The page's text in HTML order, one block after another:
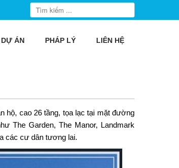
DỰ ÁN PHÁP LÝ LIÊN HỆ
hộ, cao 26 tầng, tọa lạc tại mặt đường
The Garden, The Manor, Landmark
các cư dân tương lai.